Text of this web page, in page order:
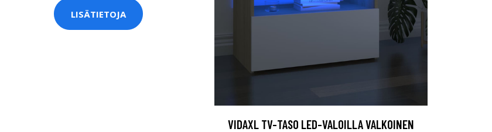
LISÄTIETOJA
VIDAXL TV-TASO LED-VALOILLA VALKOINEN